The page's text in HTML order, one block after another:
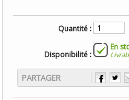
Quantité :
Disponibilité :
En
PARTAGER